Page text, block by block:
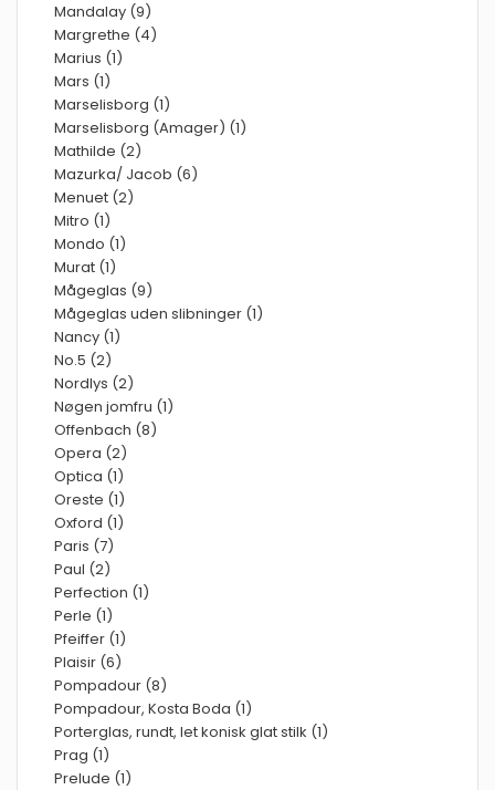
Mandalay (9)
Margrethe (4)
Marius (1)
Mars (1)
Marselisborg (1)
Marselisborg (Amager) (1)
Mathilde (2)
Mazurka/ Jacob (6)
Menuet (2)
Mitro (1)
Mondo (1)
Murat (1)
Mågeglas (9)
Mågeglas uden slibninger (1)
Nancy (1)
No.5 (2)
Nordlys (2)
Nøgen jomfru (1)
Offenbach (8)
Opera (2)
Optica (1)
Oreste (1)
Oxford (1)
Paris (7)
Paul (2)
Perfection (1)
Perle (1)
Pfeiffer (1)
Plaisir (6)
Pompadour (8)
Pompadour, Kosta Boda (1)
Porterglas, rundt, let konisk glat stilk (1)
Prag (1)
Prelude (1)